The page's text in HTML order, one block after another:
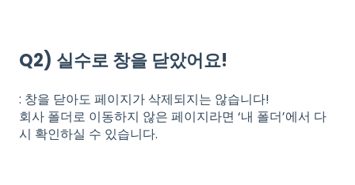
Q2) 실수로 창을 닫았어요!
: 창을 닫아도 페이지가 삭제되지는 않습니다!
회사 폴더로 이동하지 않은 페이지라면 ‘내 폴더’에서 다
시 확인하실 수 있습니다.